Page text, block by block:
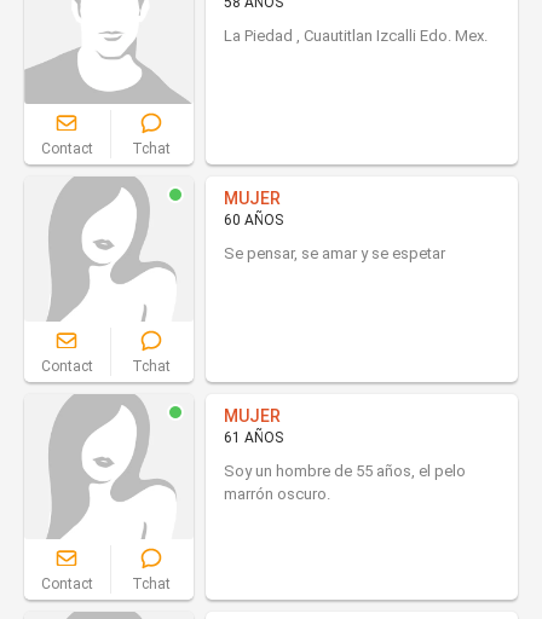
Contact Tchat
La Piedad , Cuautitlan Izcalli Edo. Mex.
Contact Tchat
MUJER
60 AÑOS
Se pensar, se amar y se espetar
Contact Tchat
MUJER
61 AÑOS
Soy un hombre de 55 años, el pelo
marrón oscuro.